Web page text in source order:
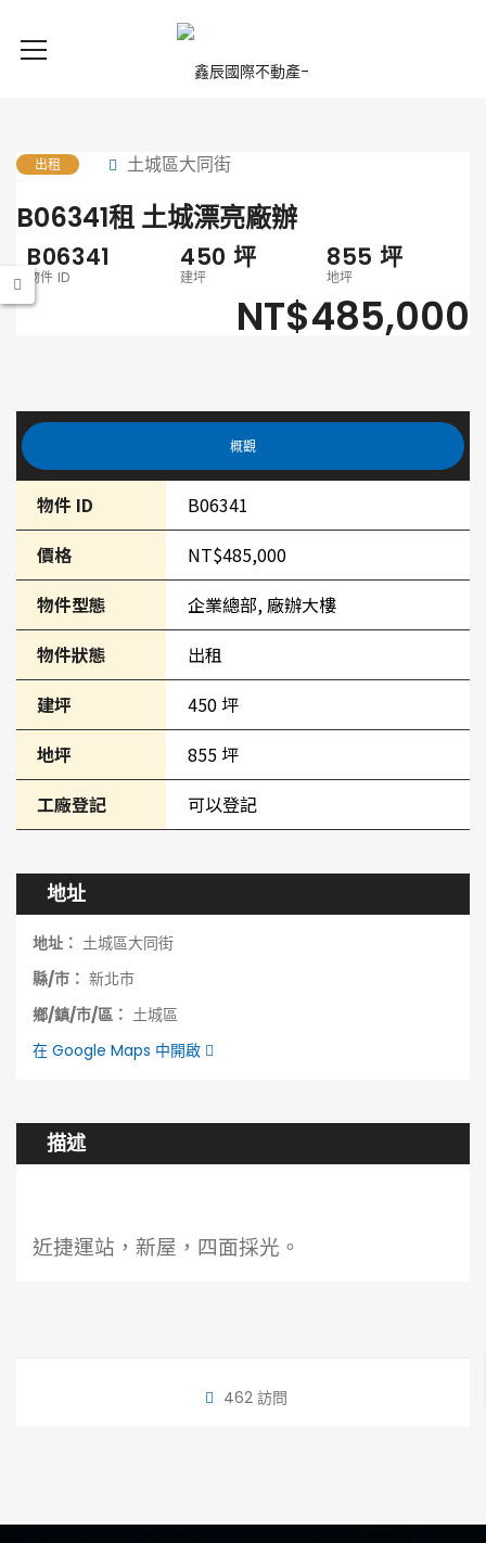
出租 土城區大同街
B06341租 土城漂亮廠辦
B06341
物件 ID
450 坪
建坪
855 坪
地坪
NT$485,000
描述
近捷運站，新屋，四面採光。
地址
地址： 土城區大同街
縣/市： 新北市
鄉/鎮/市/區： 土城區
在 Google Maps 中開啟
概觀
物件 ID
B06341
價格
NT$485,000
物件型態
企業總部, 廠辦大樓
物件狀態
出租
建坪
450 坪
地坪
855 坪
工廠登記
可以登記
462 訪問